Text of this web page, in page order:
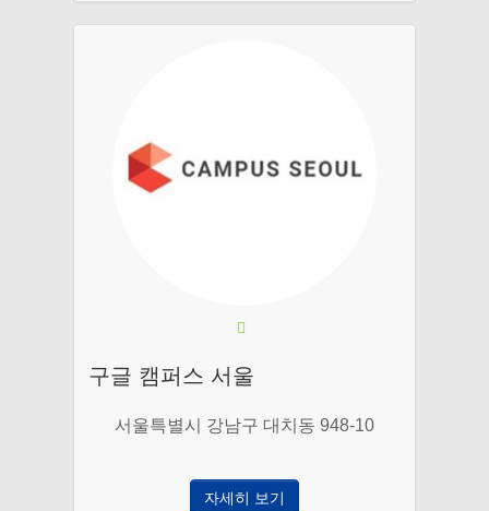
구글 캠퍼스 서울
서울특별시 강남구 대치동 948-10
자세히 보기